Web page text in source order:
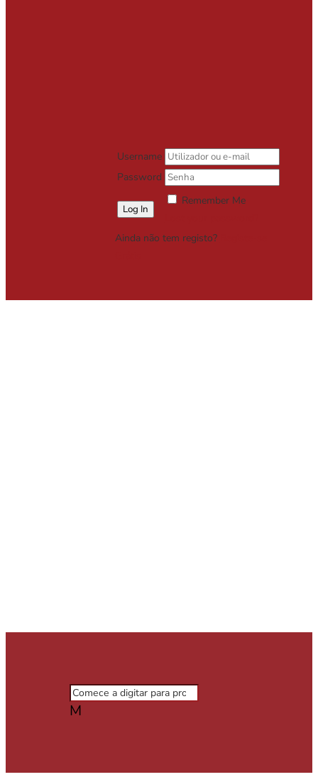
Username
Password
Remember Me
Ainda não tem registo?
M